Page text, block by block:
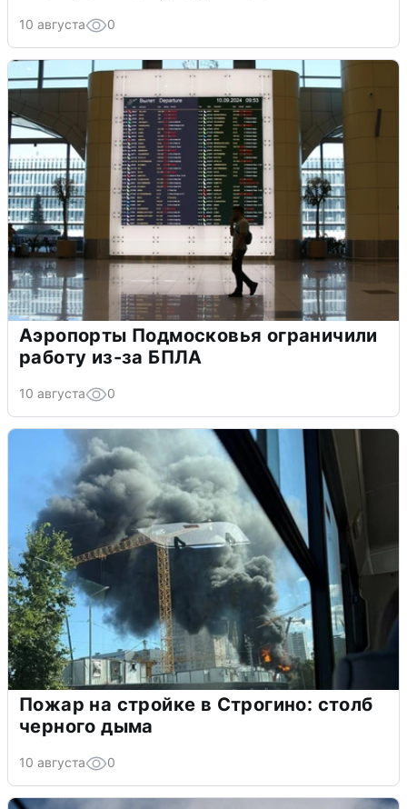
10 августа 0
Аэропорты Подмосковья ограничили
работу из-за БПЛА
10 августа 0
Пожар на стройке в Строгино: столб
черного дыма
10 августа 0